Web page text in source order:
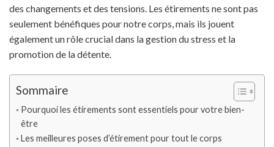
des changements et des tensions. Les étirements ne sont pas
seulement bénéfiques pour notre corps, mais ils jouent
également un rôle crucial dans la gestion du stress et la
promotion de la détente.
Sommaire
Pourquoi les étirements sont essentiels pour votre bien-
être
Les meilleures poses d’étirement pour tout le corps